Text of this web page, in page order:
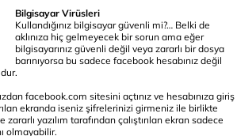
Bilgisayar Virüsleri
Kullandığınız bilgisayar güvenli mi?… Belki de
aklınıza hiç gelmeyecek bir sorun ama eğer
bilgisayarınız güvenli değil veya zararlı bir dosya
barınıyorsa bu sadece facebook hesabınız değil
facebook.com sitesini açtınız ve hesabınıza giriş
ekranda iseniz şifrelerinizi girmeniz ile birlikte
yazılım tarafından çalıştırılan ekran sadece
olmayabilir.